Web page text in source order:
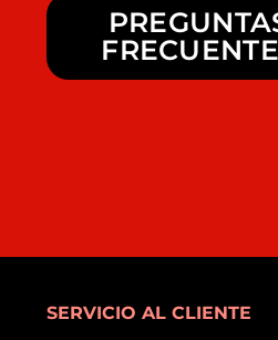
SERVICIO AL CLIENTE